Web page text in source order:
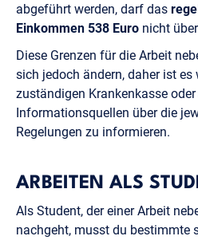
abgeführt werden, darf das
Einkommen 538 Euro nicht
Diese Grenzen für die Arbeit
sich jedoch ändern, daher ist es
zuständigen Krankenkasse
Informationsquellen über die
Regelungen zu informieren.
ARBEITEN ALS
Als Student, der einer Arbeit
nachgeht, musst du bestimmte